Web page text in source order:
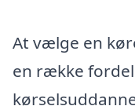
At vælge en
en række